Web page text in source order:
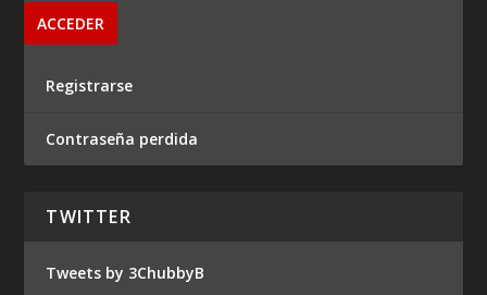
Registrarse
Contraseña perdida
TWITTER
Tweets by 3ChubbyB